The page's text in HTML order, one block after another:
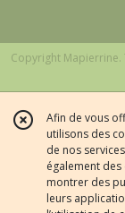
Copyright Mapierrine.
Afin de vous
utilisons des
de nos
également
montrer des
leurs